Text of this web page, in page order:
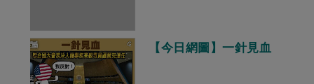
【今日網圖】一針見血